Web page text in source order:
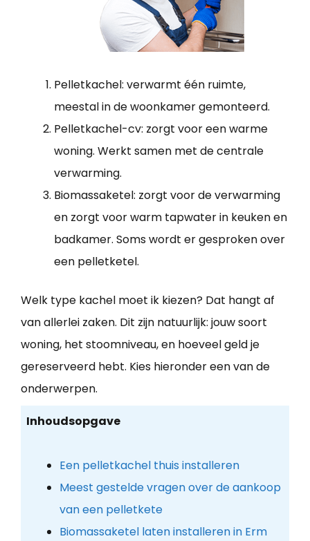
Pelletkachel: verwarmt één ruimte,
meestal in de woonkamer gemonteerd.
Pelletkachel-cv: zorgt voor een warme
woning. Werkt samen met de centrale
verwarming.
Biomassaketel: zorgt voor de verwarming
en zorgt voor warm tapwater in keuken en
badkamer. Soms wordt er gesproken over
een pelletketel.
Welk type kachel moet ik kiezen? Dat hangt af
van allerlei zaken. Dit zijn natuurlijk: jouw soort
woning, het stoomniveau, en hoeveel geld je
gereserveerd hebt. Kies hieronder een van de
onderwerpen.
Inhoudsopgave
Een pelletkachel thuis installeren
Meest gestelde vragen over de aankoop
van een pelletkete
Biomassaketel laten installeren in Erm